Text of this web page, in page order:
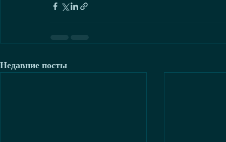
Недавние посты